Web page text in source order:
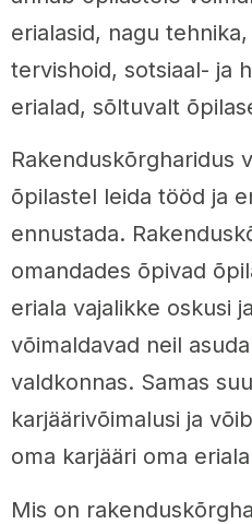
erialasid, nagu
tervishoid, sotsiaal- ja
erialad, sõltuvalt
Rakenduskõrgharidus
õpilastel leida tööd ja
ennustada.
omandades õpivad
eriala vajalikke oskusi
võimaldavad neil
valdkonnas. Samas
karjäärivõimalusi ja
oma karjääri oma
Mis on